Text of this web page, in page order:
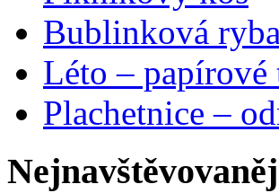
Bublinková
Léto –
Plachetnice –